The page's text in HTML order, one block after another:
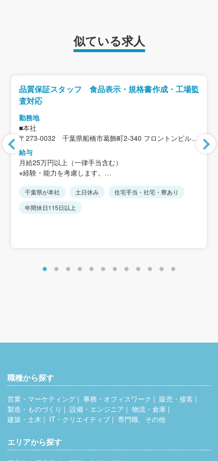
似ている求人
品質保証スタッフ 食品表示・規格書作成・工場監
査対応
勤務地
■本社
〒273-0032 千葉県船橋市葛飾町2-340 フロントンビル
6F
＜アクセス＞
JR総武線「西船橋駅」徒歩3分
※本社をメインとして、成田工場にも週2～3回行っていた
だきます。
■成田工場
※転勤なし
給与
月給25万円以上（一律手当含む）
※経験・能力を考慮します。
＜給与補足＞
賞与年2回
諸手当
400万円～600万円
千葉県が本社 土日休み
住宅手当・社宅・寮あり
年間休日115日以上
職種から探す
営業・マーケティング 事務・オフィスワーク
販売・接客
製造・ものづくり
設備・エンジニア
物流・倉庫
建築・土木
IT・クリエイティブ 専門職、その他
エリアから探す